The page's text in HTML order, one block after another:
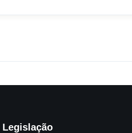
Legislação